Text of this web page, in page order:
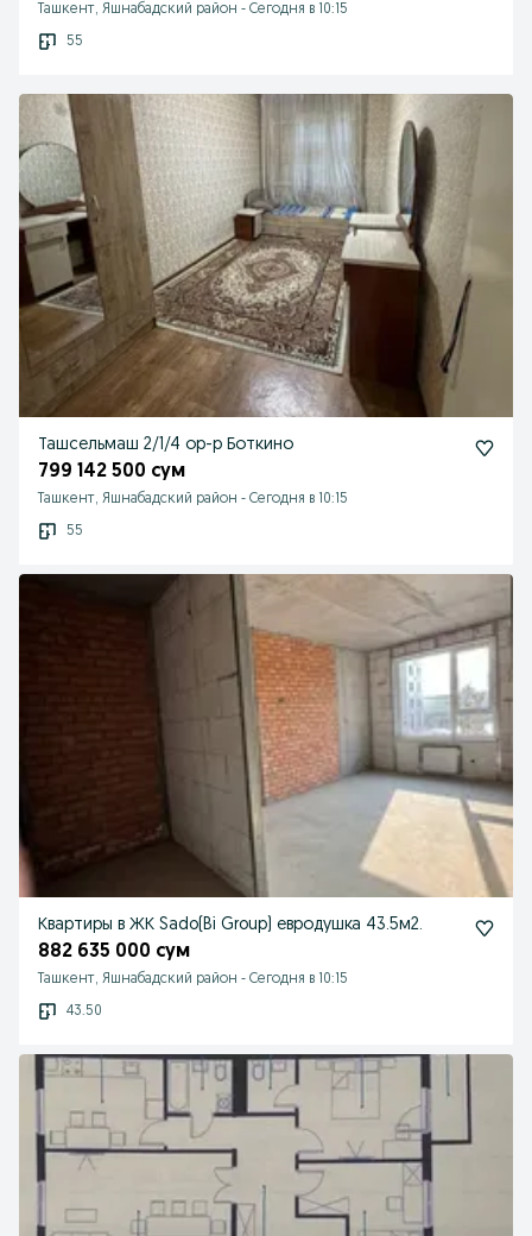
Ташкент, Яшнабадский район - Сегодня в 10:15
55
Ташсельмаш 2/1/4 ор-р Боткино
799 142 500 сум
Ташкент, Яшнабадский район - Сегодня в 10:15
55
Квартиры в ЖК Sado(Bi Group) евродушка 43.5м2.
882 635 000 сум
Ташкент, Яшнабадский район - Сегодня в 10:15
43.50